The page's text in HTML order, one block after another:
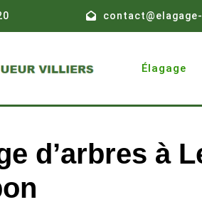
Élagage
d’arbres à